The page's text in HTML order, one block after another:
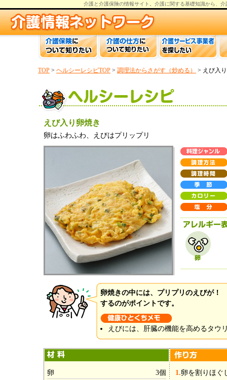
介護と介護保険の情報サイト。 介護に関する基礎知識から、 介
TOP > ヘルシーレシピTOP > 調理法からさがす（炒める） > えび入
えび入り卵焼き
卵はふわふわ、えびはプリップリ
卵焼きの中には、プリプリのえびが
するのがポイントです。
えびには、肝臓の機能を高めるタウ
卵
3個
1.卵を割りほぐ